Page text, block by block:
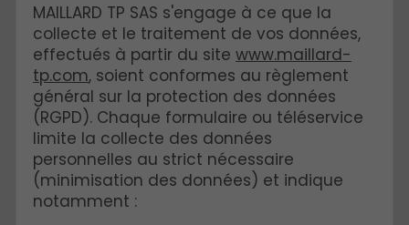
MAILLARD TP SAS s'engage à ce que la
collecte et le traitement de vos données,
effectués à partir du sitewww.maillard-
tp.com, soient conformes au règlement
général sur la protection des données
(RGPD). Chaque formulaire ou téléservice
limite la collecte des données
personnelles au strict nécessaire
(minimisation des données) et indique
notamment :